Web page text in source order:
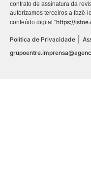
contrato de assinatura da
autorizamos terceiros a fazê-
conteúdo digital “https://
Política de Privacidade